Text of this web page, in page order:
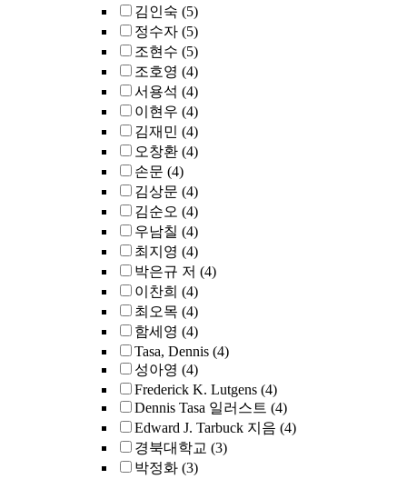
김인숙 (5)
정수자 (5)
조현수 (5)
조호영 (4)
서용석 (4)
이현우 (4)
김재민 (4)
오창환 (4)
손문 (4)
김상문 (4)
김순오 (4)
우남칠 (4)
최지영 (4)
박은규 저 (4)
이찬희 (4)
최오목 (4)
함세영 (4)
Tasa, Dennis (4)
성아영 (4)
Frederick K. Lutgens (4)
Dennis Tasa 일러스트 (4)
Edward J. Tarbuck 지음 (4)
경북대학교 (3)
박정화 (3)